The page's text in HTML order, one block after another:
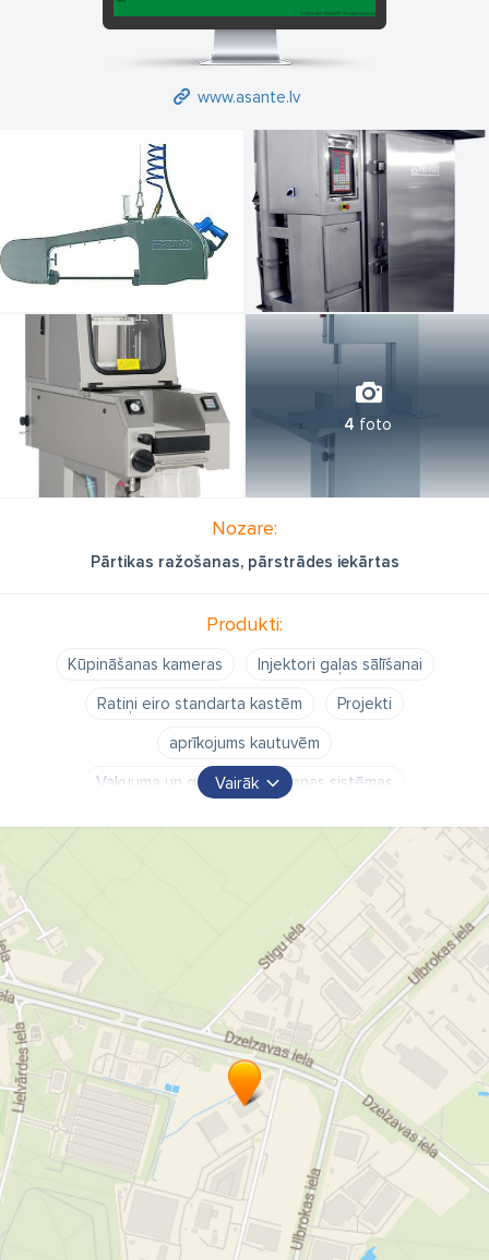
www.asante.lv
4 foto
Nozare:
Pārtikas ražošanas, pārstrādes iekārtas
Produkti:
Kūpināšanas kameras
Injektori gaļas sālīšanai
Ratiņi eiro standarta kastēm
Projekti
aprīkojums kautuvēm
Vakuuma un gāzes iepakošanas sistēmas
Naži un sieti gaļas maļajamām mašīnām
"Asante" SIA
Garšvielas
pārtikas piedevas
Asante SIA Garšvielas
Asante SIA pārtikas piedevas
Vairāk